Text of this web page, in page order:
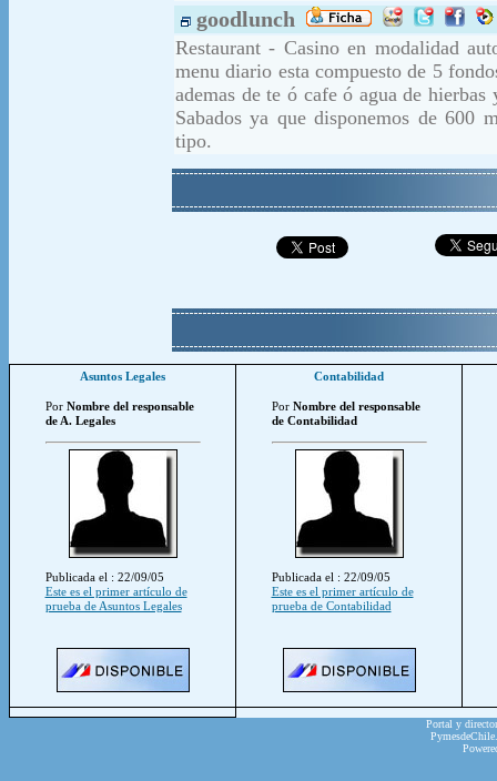
goodlunch
Restaurant - Casino en modalidad
menu diario esta compuesto de 5
ademas de te ó cafe ó agua de
Sabados ya que disponemos de 600
tipo.
Asuntos Legales
Por Nombre del responsable
de A. Legales
Publicada el : 22/09/05
Este es el primer artículo de
prueba de Asuntos Legales
Contabilidad
Por Nombre del responsable
de Contabilidad
Publicada el : 22/09/05
Este es el primer artículo de
prueba de Contabilidad
Portal y